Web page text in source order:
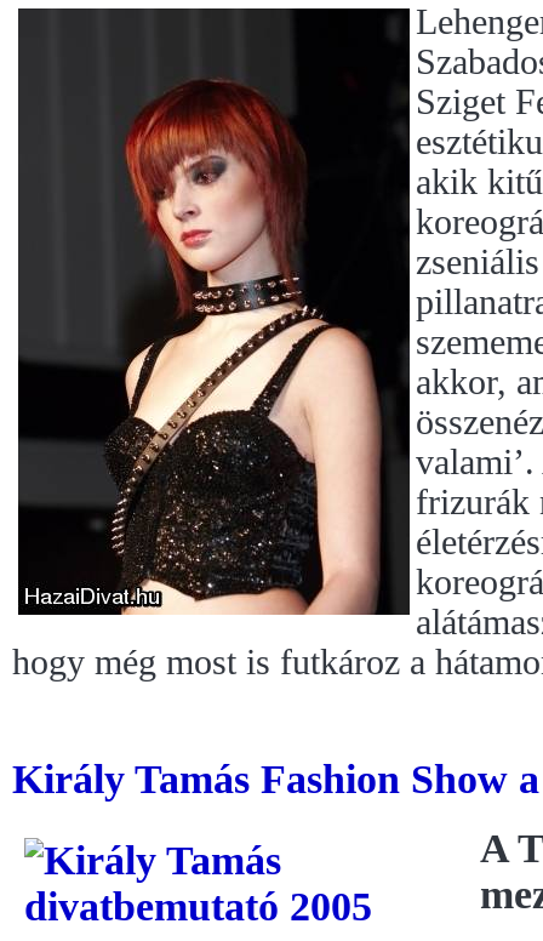
Sziget
akik
akkor,
frizurák
hogy még most is futkároz a
Király Tamás Fashion Show
A